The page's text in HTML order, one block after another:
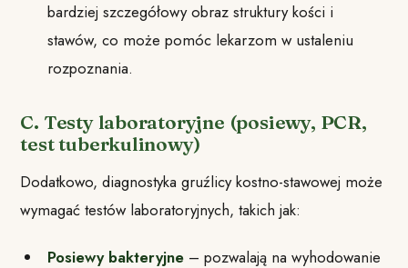
bardziej szczegółowy obraz struktury kości i
stawów, co może pomóc lekarzom w ustaleniu
rozpoznania.
C. Testy laboratoryjne (posiewy, PCR,
test tuberkulinowy)
Dodatkowo, diagnostyka gruźlicy kostno-stawowej może
wymagać testów laboratoryjnych, takich jak:
Posiewy bakteryjne– pozwalają na wyhodowanie